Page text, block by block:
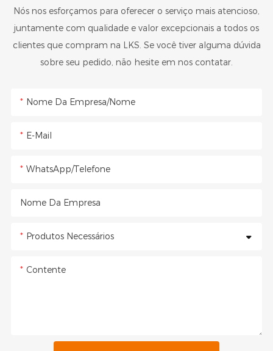
Nós nos esforçamos para oferecer o serviço mais atencioso,
juntamente com qualidade e valor excepcionais a todos os
clientes que compram na LKS. Se você tiver alguma dúvida
sobre seu pedido, não hesite em nos contatar.
Nome Da Empresa/Nome
E-Mail
WhatsApp/Telefone
Nome Da Empresa
Produtos Necessários
Contente